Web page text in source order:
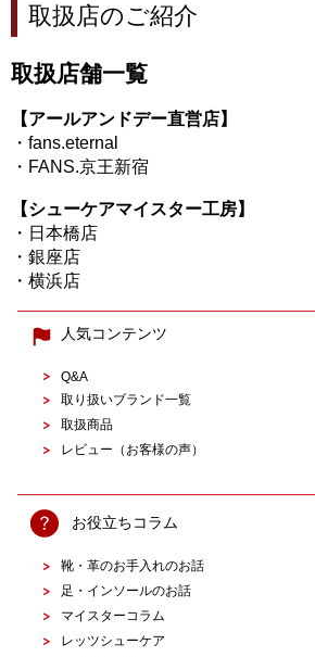
取扱店のご紹介
取扱店舗一覧
【アールアンドデー直営店】
・ fans.eternal
・ FANS.京王新宿
【シューケアマイスター工房】
・ 日本橋店
・ 銀座店
・ 横浜店
人気コンテンツ
Q&A
取り扱いブランド一覧
取扱商品
レビュー（お客様の声）
お役立ちコラム
靴・革のお手入れのお話
足・インソールのお話
マイスターコラム
レッツシューケア